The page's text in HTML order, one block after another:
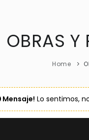
OBRAS Y
Home
Mensaje! Lo sentimos,